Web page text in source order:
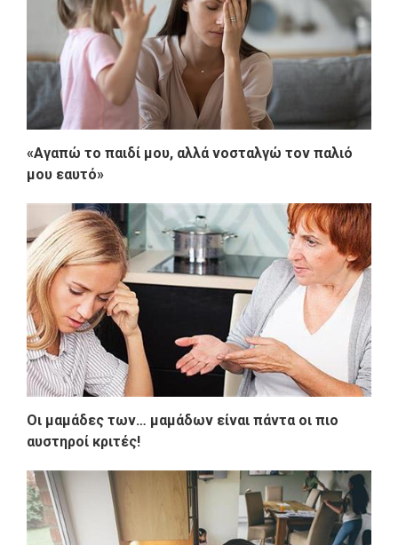
«Αγαπώ το παιδί μου, αλλά νοσταλγώ τον παλιό
μου εαυτό»
Οι μαμάδες των… μαμάδων είναι πάντα οι πιο
αυστηροί κριτές!